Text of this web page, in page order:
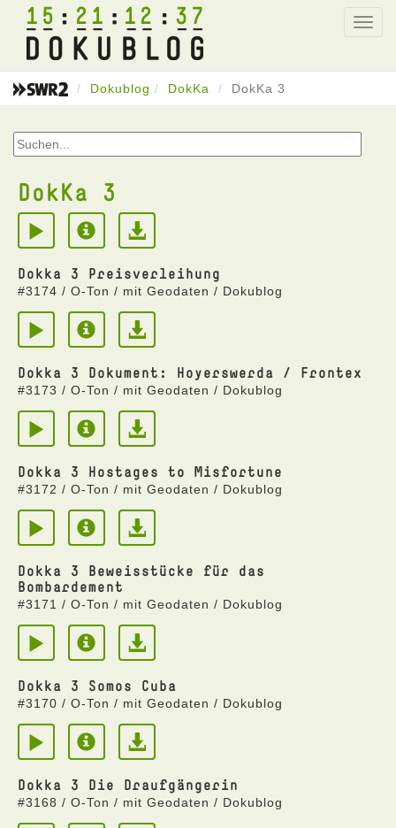
15 21 12 37
Dokublog DokKa DokKa 3
DokKa 3
Dokka 3 Preisverleihung
#3174 / O-Ton / mit Geodaten / Dokublog
Dokka 3 Dokument: Hoyerswerda / Frontex
#3173 / O-Ton / mit Geodaten / Dokublog
Dokka 3 Hostages to Misfortune
#3172 / O-Ton / mit Geodaten / Dokublog
Dokka 3 Beweisstücke für das
Bombardement
#3171 / O-Ton / mit Geodaten / Dokublog
Dokka 3 Somos Cuba
#3170 / O-Ton / mit Geodaten / Dokublog
Dokka 3 Die Draufgängerin
#3168 / O-Ton / mit Geodaten / Dokublog